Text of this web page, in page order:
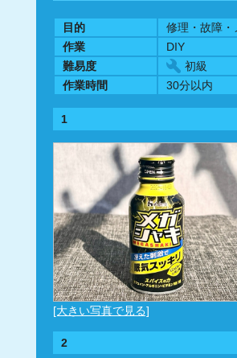
目的
修理・故障・
作業
DIY
難易度
初級
作業時間
30分以内
1
[大きい写真で見る]
2